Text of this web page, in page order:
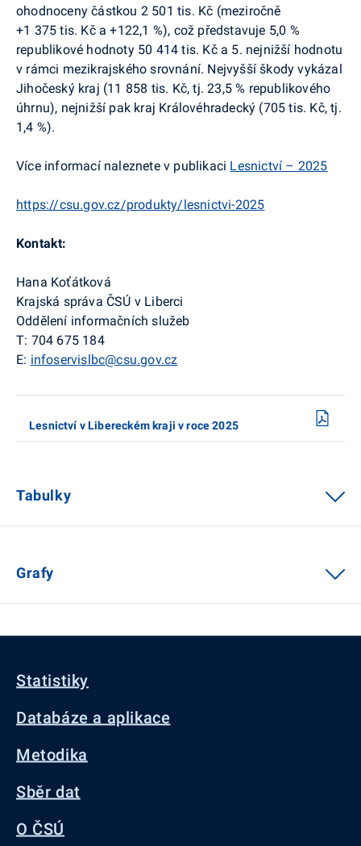
ohodnoceny částkou 2 501 tis. Kč (meziročně
+1 375 tis. Kč a +122,1 %), což představuje 5,0 %
republikové hodnoty 50 414 tis. Kč a 5. nejnižší hodnotu
v rámci mezikrajského srovnání. Nejvyšší škody vykázal
Jihočeský kraj (11 858 tis. Kč, tj. 23,5 % republikového
úhrnu), nejnižší pak kraj Královéhradecký (705 tis. Kč, tj.
1,4 %).
Více informací naleznete v publikaci Lesnictví – 2025
https://csu.gov.cz/produkty/lesnictvi-2025
Kontakt:
Hana Koťátková
Krajská správa ČSÚ v Liberci
Oddělení informačních služeb
T: 704 675 184
E: infoservislbc@csu.gov.cz
Lesnictví v Libereckém kraji v roce 2025
Tabulky
Grafy
Statistiky
Databáze a aplikace
Metodika
Sběr dat
O ČSÚ